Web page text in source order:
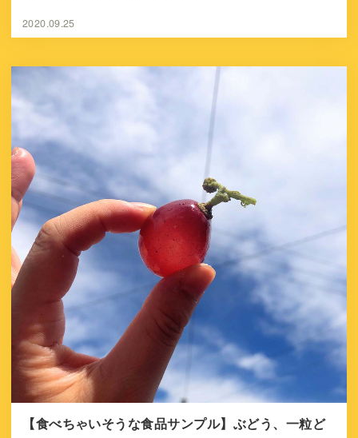
2020.09.25
【食べちゃいそうな食品サンプル】ぶどう、一粒ど